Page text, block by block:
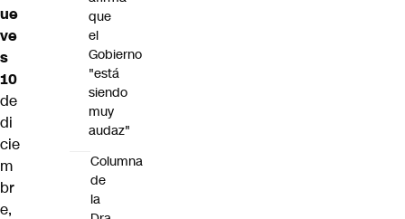
ue
ve
s
10
de
di
cie
m
br
e,
que
el
Gobierno
"está
siendo
muy
audaz"
Columna
de
la